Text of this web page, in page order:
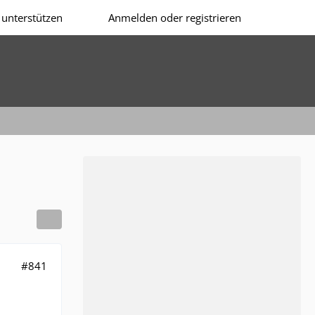
Anmelden oder registrieren
#841